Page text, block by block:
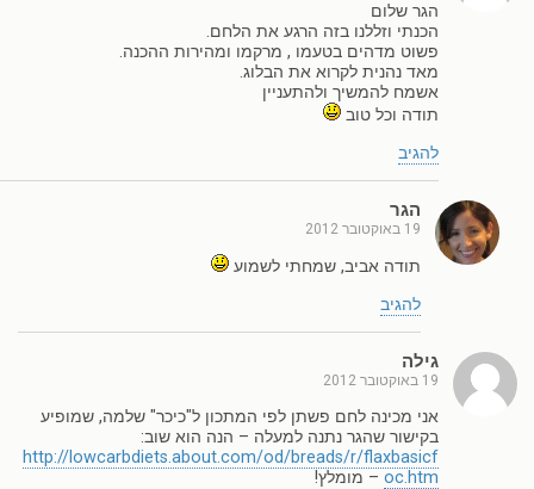
הגר שלום
הכנתי וזללנו בזה הרגע את הלחם.
פשוט מדהים בטעמו , מרקמו ומהירות ההכנה.
מאד נהנית לקרוא את הבלוג.
אשמח להמשיך ולהתעניין
תודה וכל טוב
להגיב
הגר
19 באוקטובר 2012
תודה אביב, שמחתי לשמוע
להגיב
גילה
19 באוקטובר 2012
אני מכינה לחם פשתן לפי המתכון ל"כיכר" שלמה, שמופיע
בקישור שהגר נתנה למעלה – הנה הוא שוב:
http://lowcarbdiets.about.com/od/breads/r/flaxbasicf
oc.htm – מומלץ!